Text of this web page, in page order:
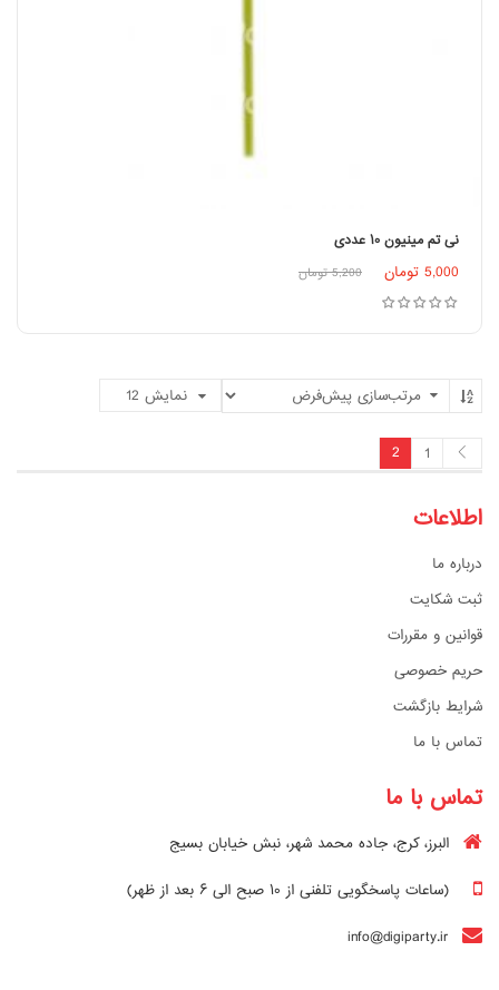
نی تم مینیون ۱۰ عددی
5,000 تومان 5,200 تومان
نمایش 12
1
2
اطلاعات
درباره ما
ثبت شکایت
قوانین و مقررات
حریم خصوصی
شرایط بازگشت
تماس با ما
تماس با ما
البرز، کرج، جاده محمد شهر، نبش خیابان بسیج
(ساعات پاسخگویی تلفنی از ۱۰ صبح الی ۶ بعد از ظهر)
info@digiparty.ir